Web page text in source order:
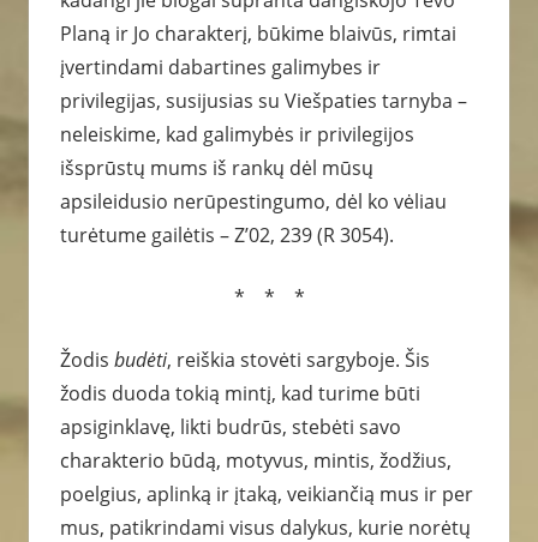
Planą ir Jo charakterį, būkime blaivūs, rimtai
įvertindami dabartines galimybes ir
privilegijas, susijusias su Viešpaties tarnyba –
neleiskime, kad galimybės ir privilegijos
išsprūstų mums iš rankų dėl mūsų
apsileidusio nerūpestingumo, dėl ko vėliau
turėtume gailėtis – Z’02, 239 (R 3054).
* * *
Žodis budėti, reiškia stovėti sargyboje. Šis
žodis duoda tokią mintį, kad turime būti
apsiginklavę, likti budrūs, stebėti savo
charakterio būdą, motyvus, mintis, žodžius,
poelgius, aplinką ir įtaką, veikiančią mus ir per
mus, patikrindami visus dalykus, kurie norėtų